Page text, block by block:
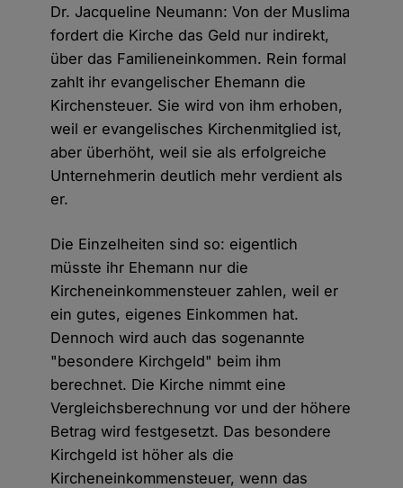
Dr. Jacqueline Neumann: Von der Muslima
fordert die Kirche das Geld nur indirekt,
über das Familieneinkommen. Rein formal
zahlt ihr evangelischer Ehemann die
Kirchensteuer. Sie wird von ihm erhoben,
weil er evangelisches Kirchenmitglied ist,
aber überhöht, weil sie als erfolgreiche
Unternehmerin deutlich mehr verdient als
er.
Die Einzelheiten sind so: eigentlich
müsste ihr Ehemann nur die
Kircheneinkommensteuer zahlen, weil er
ein gutes, eigenes Einkommen hat.
Dennoch wird auch das sogenannte
"besondere Kirchgeld" beim ihm
berechnet. Die Kirche nimmt eine
Vergleichsberechnung vor und der höhere
Betrag wird festgesetzt. Das besondere
Kirchgeld ist höher als die
Kircheneinkommensteuer, wenn das